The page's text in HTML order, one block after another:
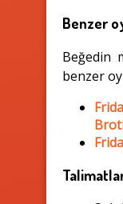
Benzer
Beğedin
benzer